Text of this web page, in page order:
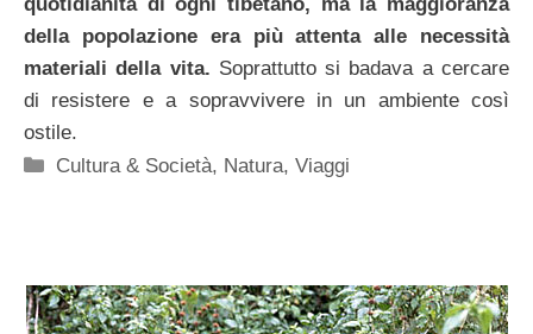
della popolazione era più attenta alle necessità
materiali della vita. Soprattutto si badava a cercare
di resistere e a sopravvivere in un ambiente così
ostile.
Categorie
Cultura & Società, Natura,Viaggi